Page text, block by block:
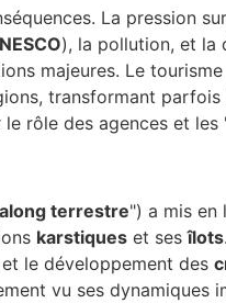
La pression
), la pollution, et la
majeures. Le
transformant
rôle des agences et les
terrestre") a mis en
karstiques et ses îlots
et le développement des
vu ses dynamiques